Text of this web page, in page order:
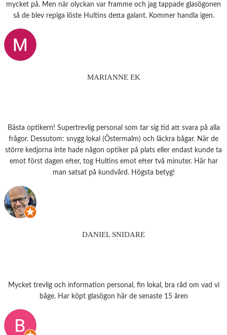
mycket på. Men när olyckan var framme och jag tappade glasögonen
så de blev repiga löste Hultins detta galant. Kommer handla igen.
MARIANNE EK
Bästa optikern! Supertrevlig personal som tar sig tid att svara på alla
frågor. Dessutom: snygg lokal (Östermalm) och läckra bågar. När de
större kedjorna inte hade någon optiker på plats eller endast kunde ta
emot först dagen efter, tog Hultins emot efter två minuter. Här har
man satsat på kundvård. Högsta betyg!
DANIEL SNIDARE
Mycket trevlig och information personal, fin lokal, bra råd om vad vi
båge. Har köpt glasögon här de senaste 15 åren